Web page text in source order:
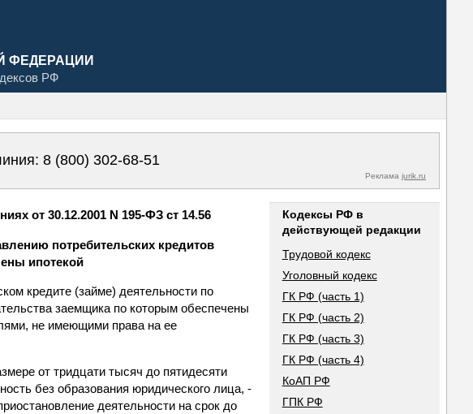
ФЕДЕРАЦИИ
РФ
8 (800) 302-68-51
Реклама jurik.ru
от 30.12.2001 N 195-ФЗ ст 14.56
потребительских кредитов
ипотекой
кредите (займе) деятельности по
заемщика по которым обеспечены
не имеющими права на ее
от тридцати тысяч до пятидесяти
без образования юридического лица, -
деятельности на срок до
Кодексы РФ в
действующей редакции
Трудовой кодекс
Уголовный кодекс
ГК РФ (часть 1)
ГК РФ (часть 2)
ГК РФ (часть 3)
ГК РФ (часть 4)
КоАП РФ
ГПК РФ